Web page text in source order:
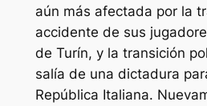
aún más afectada por la
accidente de sus
de Turín, y la transición
salía de una dictadura
República Italiana.